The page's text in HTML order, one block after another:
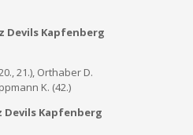
Devils Kapfenberg
21.), Orthaber D.
K. (42.)
Devils Kapfenberg